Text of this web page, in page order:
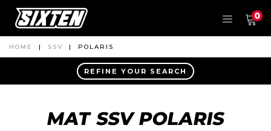
0
HOME | SSV | POLARIS
REFINE YOUR SEARCH
MAT SSV POLARIS